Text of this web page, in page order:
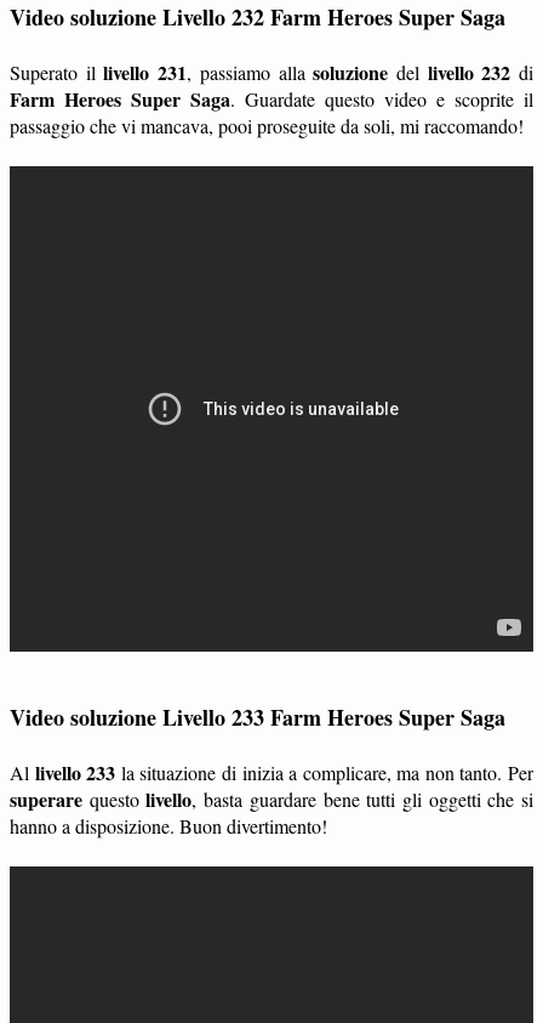
Video soluzione Livello 232 Farm Heroes Super Saga
Superato illivello 231, passiamo allasoluzione del livello 232 di
Farm Heroes Super Saga. Guardate questo video e scoprite il
passaggio che vi mancava, pooi proseguite da soli, mi raccomando!
Video soluzione Livello 233 Farm Heroes Super Saga
Al livello 233 la situazione di inizia a complicare, ma non tanto. Per
superare questolivello, basta guardare bene tutti gli oggetti che si
hanno a disposizione. Buon divertimento!